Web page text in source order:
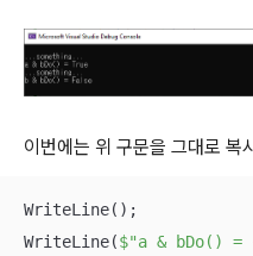
이번에는 위 구문을 그대로 복
WriteLine();
WriteLine($"a & bDo() =